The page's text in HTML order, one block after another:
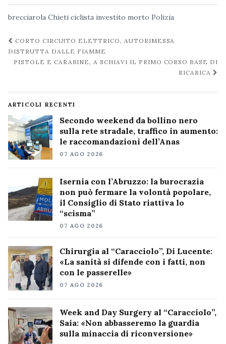
brecciarola Chieti ciclista investito morto Polizia
Navigazione
post
CORTO CIRCUITO ELETTRICO, AUTORIMESSA
DISTRUTTA DALLE FIAMME
PISTOLE E CARABINE, A SCHIAVI IL PRIMO CORSO BASE DI
RICARICA
ARTICOLI RECENTI
Secondo weekend da bollino nero
sulla rete stradale, traffico in aumento:
le raccomandazioni dell’Anas
07 AGO 2026
Isernia con l’Abruzzo: la burocrazia
non può fermare la volontà popolare,
il Consiglio di Stato riattiva lo
“scisma”
07 AGO 2026
Chirurgia al “Caracciolo”, Di Lucente:
«La sanità si difende con i fatti, non
con le passerelle»
07 AGO 2026
Week and Day Surgery al “Caracciolo”,
Saia: «Non abbasseremo la guardia
sulla minaccia di riconversione»